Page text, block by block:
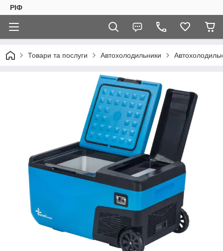
РІФ
Товари та послуги Автохолодильники